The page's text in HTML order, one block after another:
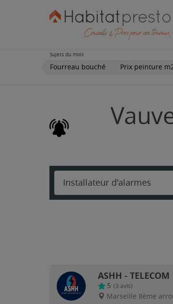
Sujets du mois
Fourreau bouché Prix peinture
Installateur d'alarmes
ASHH - TELECOM
5 (3 avis)
Marseille 8ème